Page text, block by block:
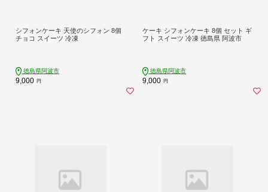
シフォンケーキ 天使のシフォン 8個
チョコ スイーツ 冷凍
徳島県阿波市
9,000 円
ケーキ シフォンケーキ 8個 セット ギ
フト スイーツ 冷凍 徳島県 阿波市
徳島県阿波市
9,000 円